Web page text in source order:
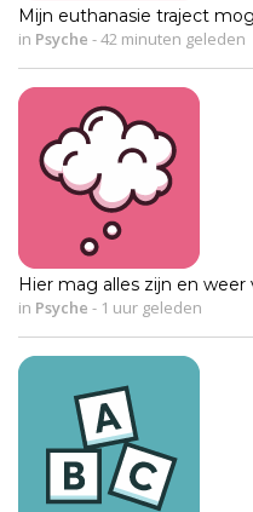
Mijn euthanasie traject
in Psyche -42 minuten geleden
Hier mag alles zijn en weer
in Psyche - 1 uur geleden